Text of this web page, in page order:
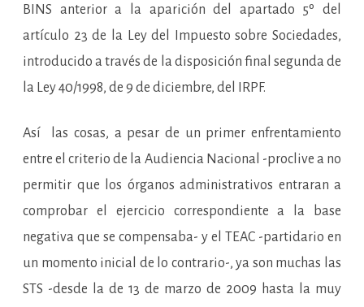
BINS anterior a la aparición del apartado 5º del
artículo 23 de la Ley del Impuesto sobre Sociedades,
introducido a través de la disposición final segunda de
la Ley 40/1998, de 9 de diciembre, del IRPF.
Así las cosas, a pesar de un primer enfrentamiento
entre el criterio de la Audiencia Nacional -proclive a no
permitir que los órganos administrativos entraran a
comprobar el ejercicio correspondiente a la base
negativa que se compensaba- y el TEAC -partidario en
un momento inicial de lo contrario-, ya son muchas las
STS -desde la de 13 de marzo de 2009 hasta la muy